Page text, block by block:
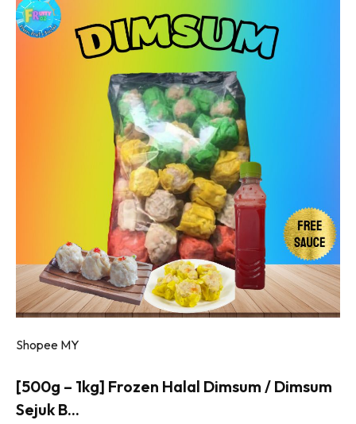
Shopee MY
[500g – 1kg] Frozen Halal Dimsum / Dimsum
Sejuk B...